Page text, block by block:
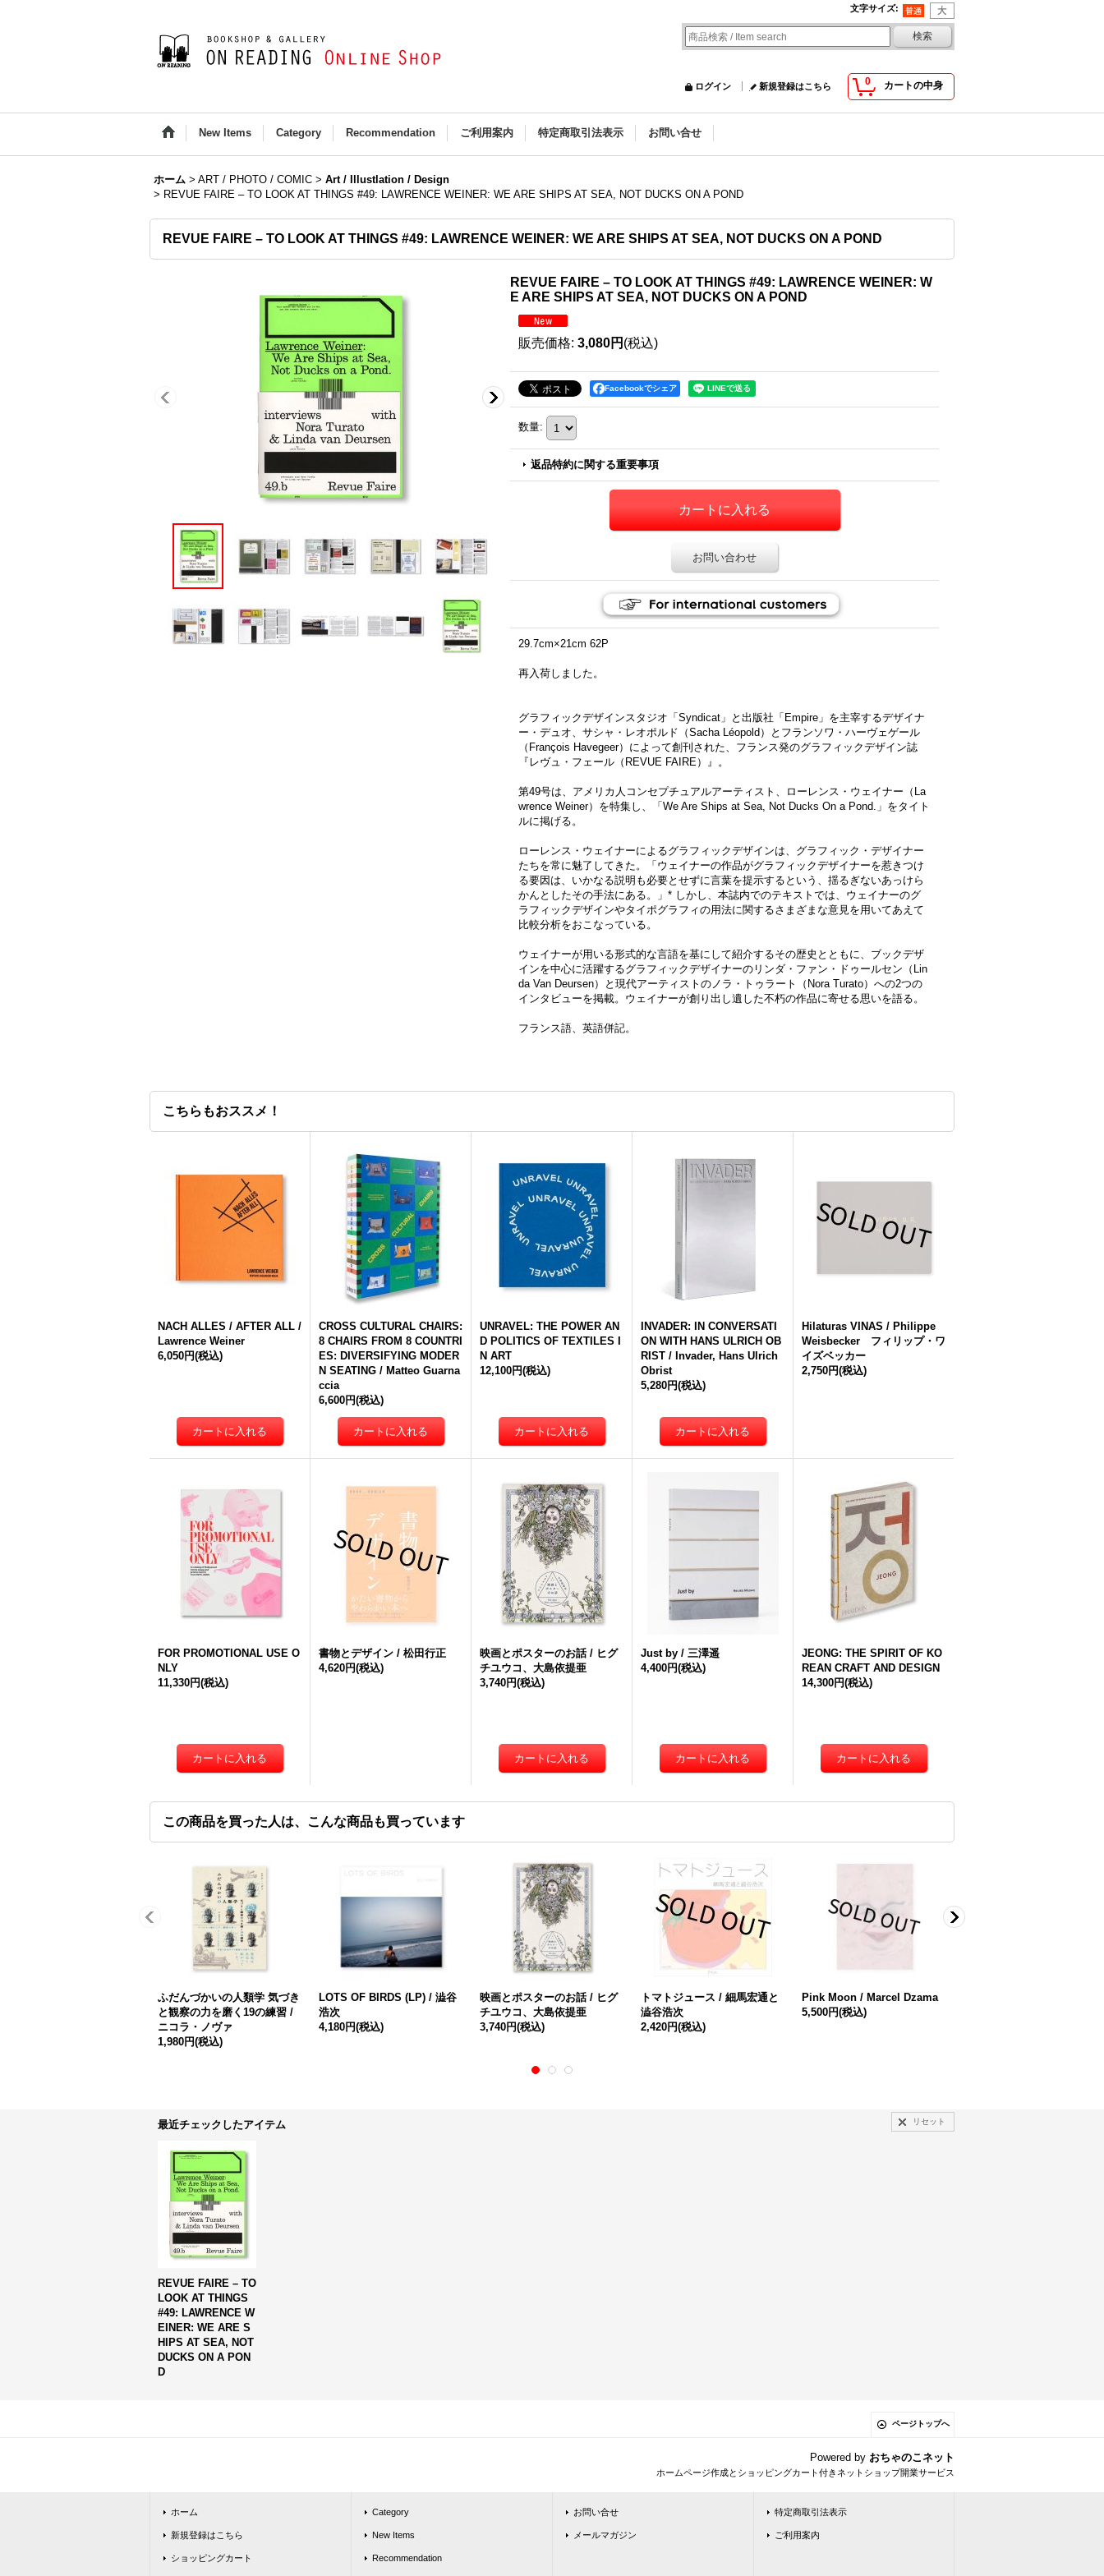
文字サイズ:
0 カートの中身
ログイン 新規登録はこちら
New Items Category Recommendation ご利用案内 特定商取引法表示 お問い合せ
ホーム > ART / PHOTO / COMIC > Art / Illustlation / Design
> REVUE FAIRE – TO LOOK AT THINGS #49: LAWRENCE WEINER: WE ARE SHIPS AT SEA, NOT DUCKS ON A POND
REVUE FAIRE – TO LOOK AT THINGS #49: LAWRENCE WEINER: WE ARE SHIPS AT SEA, NOT DUCKS ON A POND
REVUE FAIRE – TO LOOK AT THINGS #49: LAWRENCE WEINER: W
E ARE SHIPS AT SEA, NOT DUCKS ON A POND
販売価格: 3,080円 (税込)
Facebookでシェア
数量:
返品特約に関する重要事項
お問い合わせ
29.7cm×21cm 62P
再入荷しました。
グラフィックデザインスタジオ「Syndicat」と出版社「Empire」を主宰するデザイナ
ー・デュオ、サシャ・レオポルド（Sacha Léopold）とフランソワ・ハーヴェゲール
（François Havegeer）によって創刊された、フランス発のグラフィックデザイン誌
『レヴュ・フェール（REVUE FAIRE）』。
第49号は、アメリカ人コンセプチュアルアーティスト、ローレンス・ウェイナー（La
wrence Weiner）を特集し、「We Are Ships at Sea, Not Ducks On a Pond.」をタイト
ルに掲げる。
ローレンス・ウェイナーによるグラフィックデザインは、グラフィック・デザイナー
たちを常に魅了してきた。「ウェイナーの作品がグラフィックデザイナーを惹きつけ
る要因は、いかなる説明も必要とせずに言葉を提示するという、揺るぎないあっけら
かんとしたその手法にある。」* しかし、本誌内でのテキストでは、ウェイナーのグ
ラフィックデザインやタイポグラフィの用法に関するさまざまな意見を用いてあえて
比較分析をおこなっている。
ウェイナーが用いる形式的な言語を基にして紹介するその歴史とともに、ブックデザ
インを中心に活躍するグラフィックデザイナーのリンダ・ファン・ドゥールセン（Lin
da Van Deursen）と現代アーティストのノラ・トゥラート（Nora Turato）への2つの
インタビューを掲載。ウェイナーが創り出し遺した不朽の作品に寄せる思いを語る。
フランス語、英語併記。
こちらもおススメ！
NACH ALLES / AFTER ALL /
Lawrence Weiner
6,050円(税込)
CROSS CULTURAL CHAIRS:
8 CHAIRS FROM 8 COUNTRI
ES: DIVERSIFYING MODER
N SEATING / Matteo Guarna
ccia
6,600円(税込)
UNRAVEL: THE POWER AN
D POLITICS OF TEXTILES I
N ART
12,100円(税込)
INVADER: IN CONVERSATI
ON WITH HANS ULRICH OB
RIST / Invader, Hans Ulrich
Obrist
5,280円(税込)
Hilaturas VINAS / Philippe
Weisbecker フィリップ・ワ
イズベッカー
2,750円(税込)
FOR PROMOTIONAL USE O
NLY
11,330円(税込)
書物とデザイン / 松田行正
4,620円(税込)
映画とポスターのお話 / ヒグ
チユウコ、大島依提亜
3,740円(税込)
Just by / 三澤遥
4,400円(税込)
JEONG: THE SPIRIT OF KO
REAN CRAFT AND DESIGN
14,300円(税込)
この商品を買った人は、こんな商品も買っています
ふだんづかいの人類学 気づき
と観察の力を磨く19の練習 /
ニコラ・ノヴァ
1,980円(税込)
LOTS OF BIRDS (LP) / 澁谷
浩次
4,180円(税込)
映画とポスターのお話 / ヒグ
チユウコ、大島依提亜
3,740円(税込)
トマトジュース / 細馬宏通と
澁谷浩次
2,420円(税込)
Pink Moon / Marcel Dzama
5,500円(税込)
最近チェックしたアイテム リセット
REVUE FAIRE – TO
LOOK AT THINGS
#49: LAWRENCE W
EINER: WE ARE S
HIPS AT SEA, NOT
DUCKS ON A PON
D
ページトップへ
Powered by おちゃのこネット
ホームページ作成とショッピングカート付きネットショップ開業サービス
ホーム
新規登録はこちら
ショッピングカート
Category
New Items
Recommendation
お問い合せ
メールマガジン
特定商取引法表示
ご利用案内